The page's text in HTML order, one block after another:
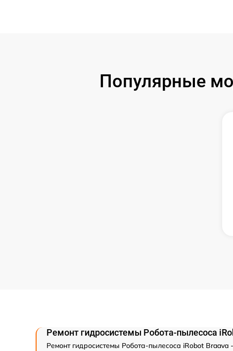
Популярные
Ремонт гидросистемы Робота-пылесоса
Ремонт гидросистемы Робота-пылесоса iRobot